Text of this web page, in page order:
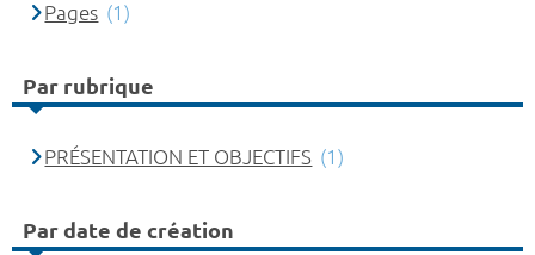
Pages (1)
Par rubrique
PRÉSENTATION ET OBJECTIFS (1)
Par date de création